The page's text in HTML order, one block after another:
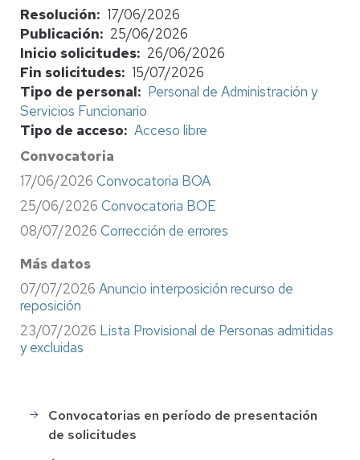
Resolución
17/06/2026
Publicación
25/06/2026
Inicio solicitudes
26/06/2026
Fin solicitudes 15/07/2026
Tipo de personal
Personal de Administración y
Servicios Funcionario
Tipo de acceso
Acceso libre
Convocatoria
17/06/2026 Convocatoria BOA
25/06/2026 Convocatoria BOE
08/07/2026 Corrección de errores
Más datos
07/07/2026 Anuncio interposición recurso de
reposición
23/07/2026 Lista Provisional de Personas admitidas
y excluidas
Selección
de
Personal
Convocatorias en período de presentación
de solicitudes